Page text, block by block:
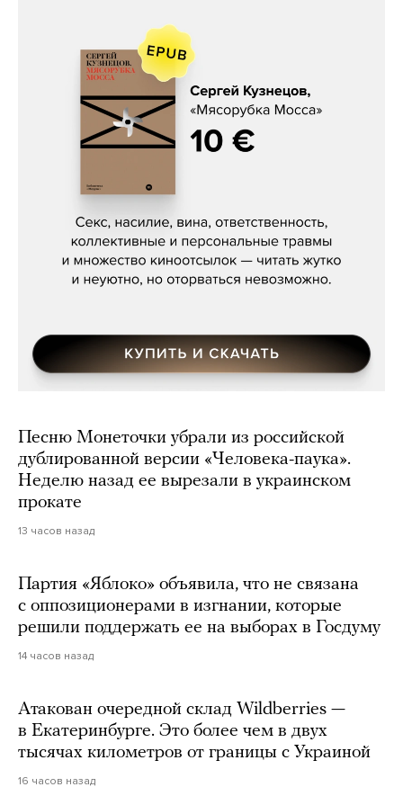
Сергей Кузнецов, «Мясорубка
Песню Монеточки убрали из российской
дублированной версии «Человека-паука».
Неделю назад ее вырезали в украинском
прокате
13 часов назад
Партия «Яблоко» объявила, что не связана
с оппозиционерами в изгнании, которые
решили поддержать ее на выборах в Госдуму
14 часов назад
Атакован очередной склад Wildberries —
в Екатеринбурге. Это более чем в двух
тысячах километров от границы с Украиной
16 часов назад